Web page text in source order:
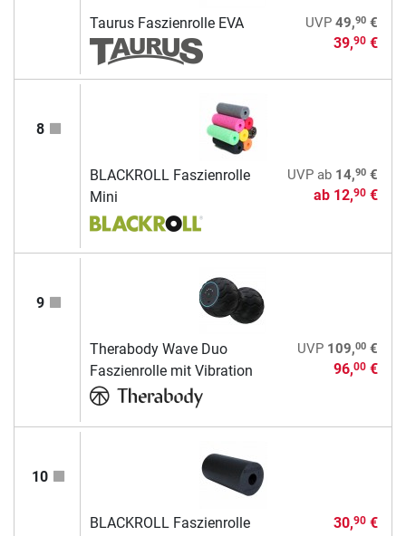
Taurus Faszienrolle EVA UVP 49,90€
39,90€
8
BLACKROLL Faszienrolle
Mini
UVPab 14,90€
ab 12,90€
9
Therabody Wave Duo
Faszienrolle mit Vibration
UVP 109,00€
96,00€
10
BLACKROLL Faszienrolle
30,90€